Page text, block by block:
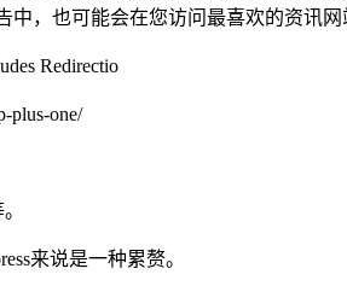
中，也可能会在您访问最喜欢的资讯
Redirectio
plus-one/
来说是一种累赘。